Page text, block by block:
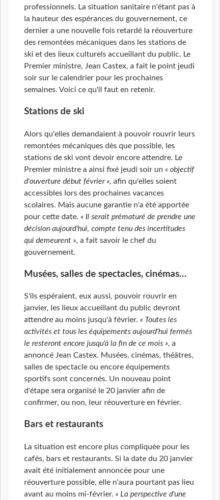
professionnels. La situation sanitaire n'étant pas à
la hauteur des espérances du gouvernement, ce
dernier a une nouvelle fois retardé la réouverture
des remontées mécaniques dans les stations de
ski et des lieux culturels accueillant du public. Le
Premier ministre, Jean Castex, a fait le point jeudi
soir sur le calendrier pour les prochaines
semaines. Voici ce qu'il faut en retenir.
Stations de ski
Alors qu'elles demandaient à pouvoir rouvrir leurs
remontées mécaniques dès que possible, les
stations de ski vont devoir encore attendre. Le
Premier ministre a ainsi fixé jeudi soir un « objectif
d'ouverture début février », afin qu'elles soient
accessibles lors des prochaines vacances
scolaires. Mais aucune garantie n'a été apportée
pour cette date. « Il serait prématuré de prendre une
décision aujourd'hui, compte tenu des incertitudes
qui demeurent », a fait savoir le chef du
gouvernement.
Musées, salles de spectacles, cinémas...
S'ils espéraient, eux aussi, pouvoir rouvrir en
janvier, les lieux accueillant du public devront
attendre au moins jusqu'à février. « Toutes les
activités et tous les équipements aujourd'hui fermés
le resteront encore jusqu'à la fin de ce mois », a
annoncé Jean Castex. Musées, cinémas, théâtres,
salles de spectacle ou encore équipements
sportifs sont concernés. Un nouveau point
d'étape sera organisé le 20 janvier afin de
confirmer, ou non, leur réouverture en février.
Bars et restaurants
La situation est encore plus compliquée pour les
cafés, bars et restaurants. Si la date du 20 janvier
avait été initialement annoncée pour une
réouverture possible, elle n'aura pourtant pas lieu
avant au moins mi-février. « La perspective d'une